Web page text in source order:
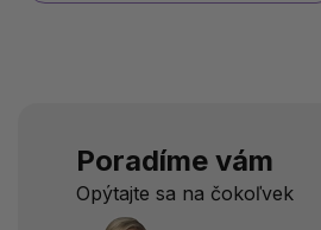
Poradíme vám
Opýtajte sa na čokoľvek